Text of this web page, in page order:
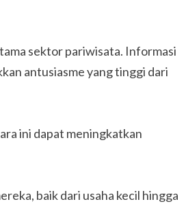
sektor pariwisata. Informasi
antusiasme yang tinggi dari
ini dapat meningkatkan
baik dari usaha kecil hingga